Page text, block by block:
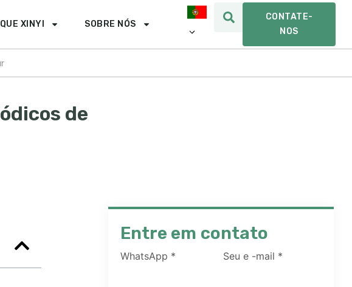
XINYI SOBRE NÓS
CONTATE-
NOS
de
Entre em contato
WhatsApp * Seu e -mail *